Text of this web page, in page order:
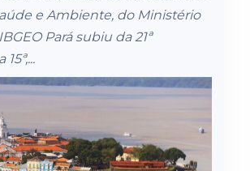
e Ambiente, do Ministério
Pará subiu da 21ª